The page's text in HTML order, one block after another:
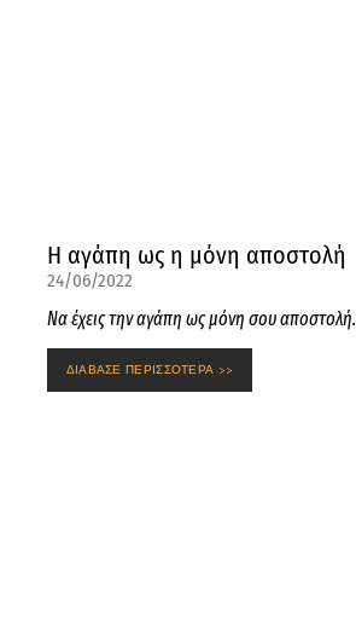
Η αγάπη ως η μόνη αποστολή
24/06/2022
Να έχεις την αγάπη ως μόνη σου αποστολή.
ΔΙΑΒΑΣΕ ΠΕΡΙΣΣΟΤΕΡΑ >>